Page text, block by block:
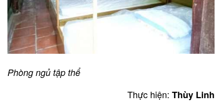
Phòng ngủ tập thể
Thực hiện: Thùy Linh